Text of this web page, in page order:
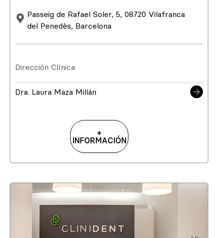
Passeig de Rafael Soler, 5, 08720 Vilafranca
del Penedès, Barcelona
Dirección Clínica
Dra. Laura Maza Millán
+
INFORMACIÓN